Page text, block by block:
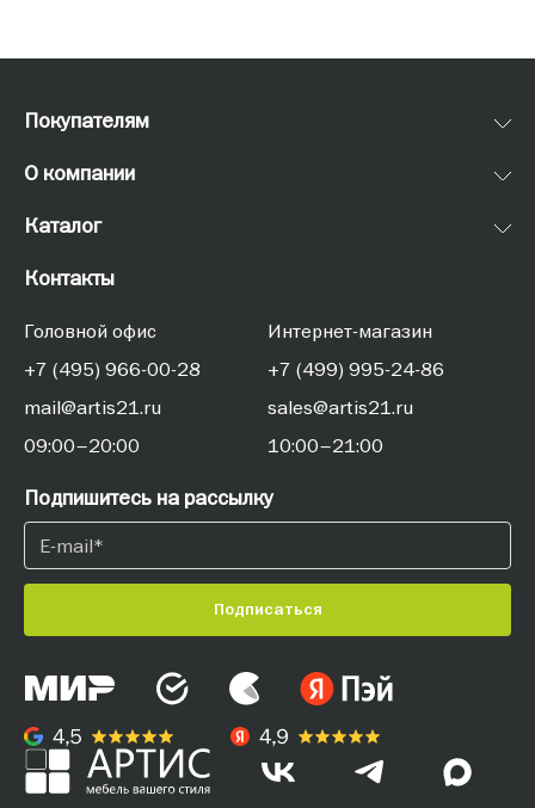
Покупателям
О компании
Каталог
Контакты
Головной офис
+7 (495) 966-00-28
mail@artis21.ru
09:00–20:00
Интернет-магазин
+7 (499) 995-24-86
sales@artis21.ru
10:00–21:00
Подпишитесь на рассылку
Подписаться